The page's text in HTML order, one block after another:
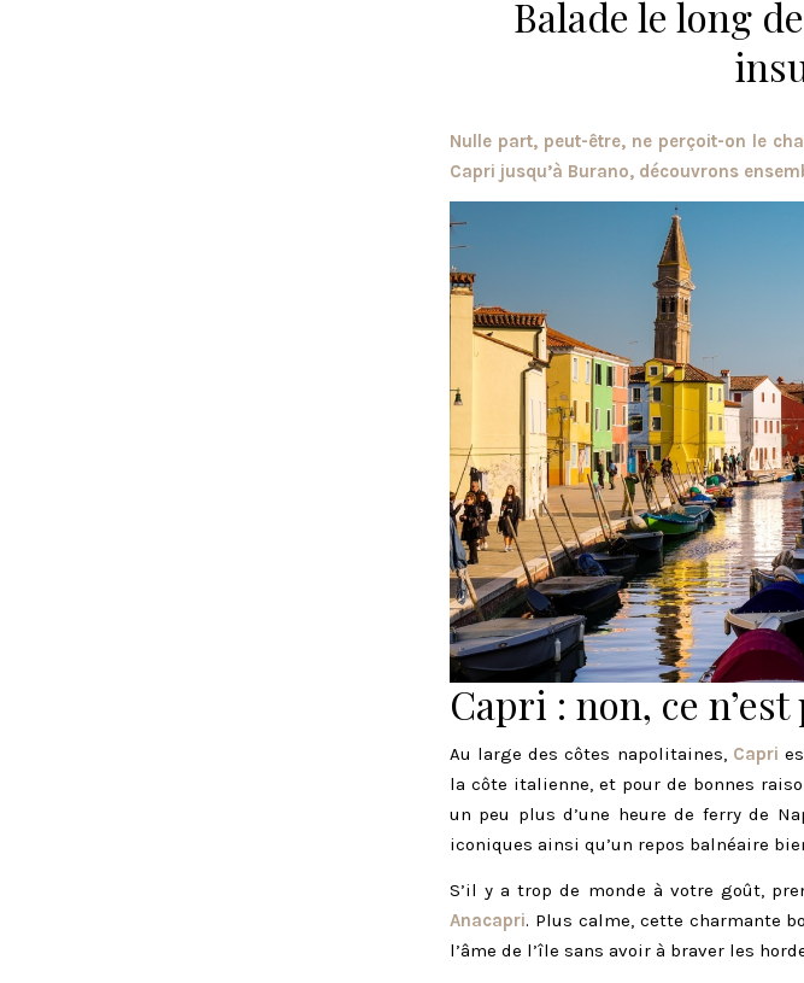
Balade le long
Nulle part, peut-être, ne perçoit-on le
Capri jusqu’à Burano, découvrons
Capri : non, ce
Au large des côtes napolitaines, Capri
la côte italienne, et pour de bonnes
un peu plus d’une heure de ferry de
iconiques ainsi qu’un repos balnéaire
S’il y a trop de monde à votre goût,
Anacapri. Plus calme, cette charmante
l’âme de l’île sans avoir à braver les